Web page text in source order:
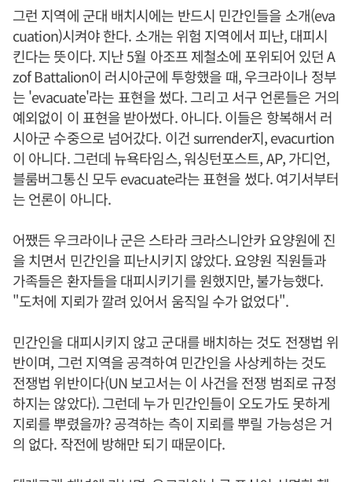
그런 지역에 군대 배치시에는 반드시 민간인들을 소개(eva
cuation)시켜야 한다. 소개는 위험 지역에서 피난, 대피시
킨다는 뜻이다. 지난 5월 아조프 제철소에 포위되어 있던 A
zof Battalion이 러시아군에 투항했을 때, 우크라이나 정부
는 'evacuate'라는 표현을 썼다. 그리고 서구 언론들은 거의
예외없이 이 표현을 받아썼다. 아니다. 이들은 항복해서 러
시아군 수중으로 넘어갔다. 이건 surrender지, evacurtion
이 아니다. 그런데 뉴욕타임스, 워싱턴포스트, AP, 가디언,
블룸버그통신 모두 evacuate라는 표현을 썼다. 여기서부터
는 언론이 아니다.
어쨌든 우크라이나 군은 스타라 크라스니안카 요양원에 진
을 치면서 민간인을 피난시키지 않았다. 요양원 직원들과
가족들은 환자들을 대피시키기를 원했지만, 불가능했다.
"도처에 지뢰가 깔려 있어서 움직일 수가 없었다".
민간인을 대피시키지 않고 군대를 배치하는 것도 전쟁법 위
반이며, 그런 지역을 공격하여 민간인을 사상케하는 것도
전쟁법 위반이다(UN 보고서는 이 사건을 전쟁 범죄로 규정
하지는 않았다). 그런데 누가 민간인들이 오도가도 못하게
지뢰를 뿌렸을까? 공격하는 측이 지뢰를 뿌릴 가능성은 거
의 없다. 작전에 방해만 되기 때문이다.